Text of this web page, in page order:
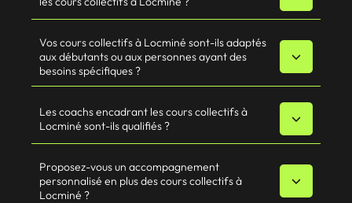
Vos cours collectifs à Locminé sont-ils adaptés
aux débutants ou aux personnes ayant des
besoins spécifiques ?
Les coachs encadrant les cours collectifs à
Locminé sont-ils qualifiés ?
Proposez-vous un accompagnement
personnalisé en plus des cours collectifs à
Locminé ?